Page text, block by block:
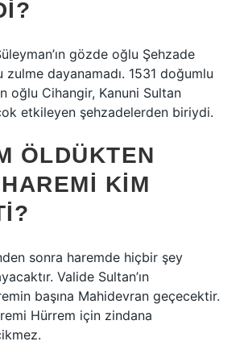
gözde oğlu Şehzade
dayanamadı. 1531 doğumlu
oğlu Cihangir, Kanuni Sultan
etkileyen şehzadelerden biriydi.
ÖLDÜKTEN
KIM
sonra haremde hiçbir şey
Valide Sultan’ın
başına Mahidevran geçecektir.
Hürrem için zindana